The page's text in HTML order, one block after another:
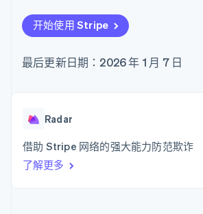
预构建支付界
面
Elements
Payment
接入 125+ 种支
Authorization
支付成功率优
化
Link
Tax
销售税和增值
Recognition
Stripe Sigma
嵌入式金融
财务自动化
全球化企业
交易市场
按行业
实施预置结账流程
构建平台或交易市场
管理订阅
发行稳定币支持的支付卡
资源
专业服务
公司
产品路线图
Stripe Press
开始使用 Stripe
最后更新日期：2026 年 1 月 7 日
Radar
借助 Stripe 网络的强大能力防范欺诈
了解更多